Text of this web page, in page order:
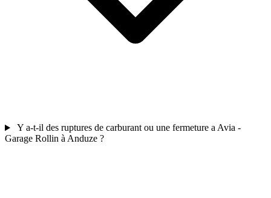
Y a-t-il des ruptures de carburant ou une fermeture a Avia -
Garage Rollin à Anduze ?